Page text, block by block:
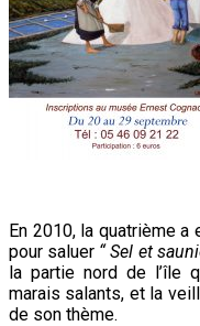
En 2010, la quatrième a
pour saluer “ Sel et
la partie nord de l’île
marais salants, et la
de son thème.